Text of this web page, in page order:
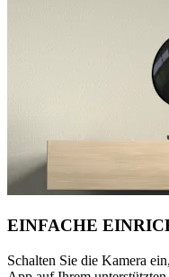
EINFACHE
Schalten Sie die Kamera